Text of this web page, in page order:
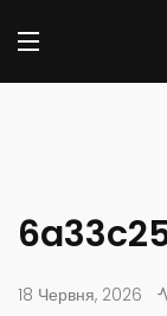
18 Червня, 2026